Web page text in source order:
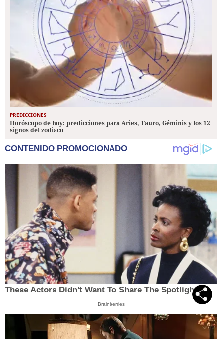
PREDICCIONES
Horóscopo de hoy: predicciones para Aries, Tauro, Géminis y los 12
signos del zodiaco
CONTENIDO PROMOCIONADO
These Actors Didn't Want To Share The Spotlight
Brainberries